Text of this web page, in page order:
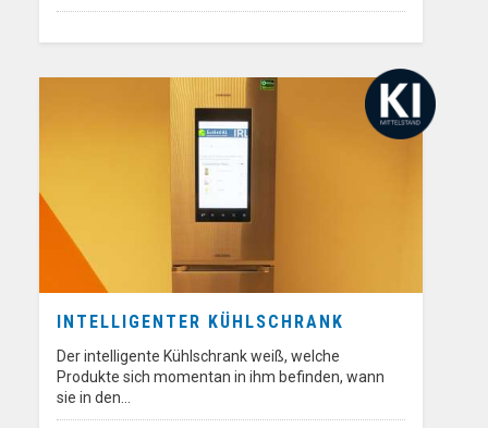
INTELLIGENTER KÜHLSCHRANK
Der intelligente Kühlschrank weiß, welche
Produkte sich momentan in ihm befinden, wann
sie in den…